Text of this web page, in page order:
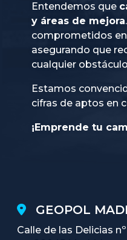
Entendemos que
y áreas de mejora
comprometidos
asegurando que
cualquier
Estamos
cifras de aptos en
¡Emprende tu
GEOPOL
Calle de las Delicias